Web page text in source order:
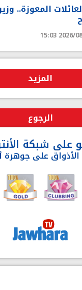
المعوزة..
2026/08/
المزيد
الرجوع
على شبكة
على جوهرة